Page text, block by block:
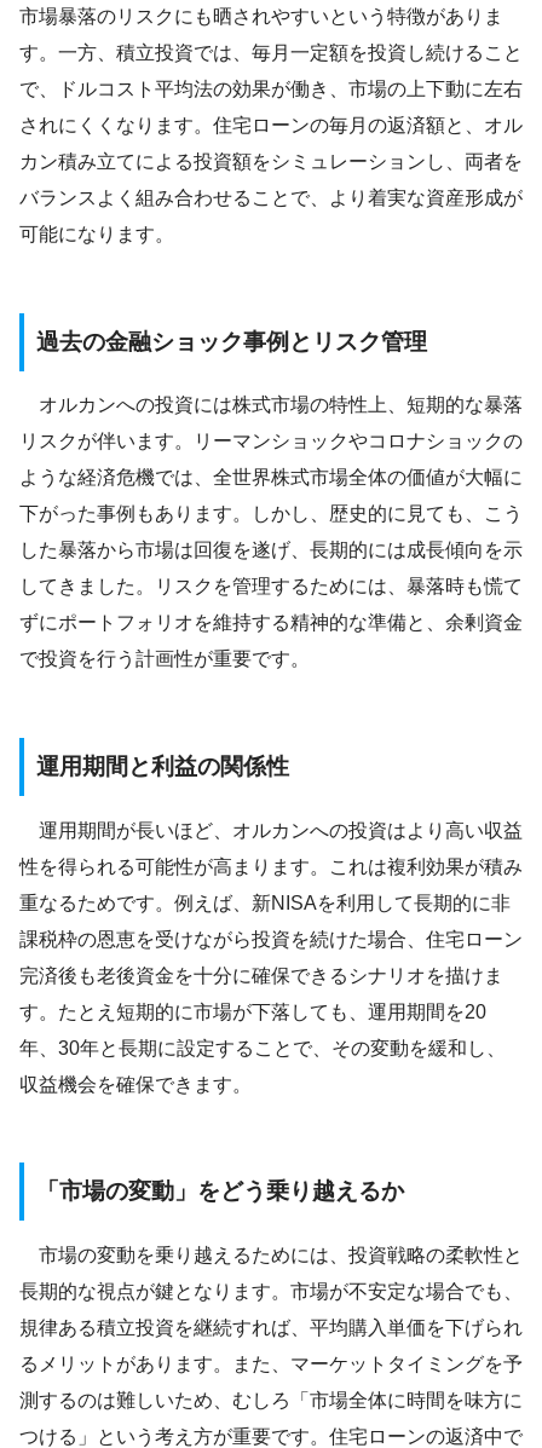
市場暴落のリスクにも晒されやすいという特徴がありま
す。一方、積立投資では、毎月一定額を投資し続けること
で、ドルコスト平均法の効果が働き、市場の上下動に左右
されにくくなります。住宅ローンの毎月の返済額と、オル
カン積み立てによる投資額をシミュレーションし、両者を
バランスよく組み合わせることで、より着実な資産形成が
可能になります。
過去の金融ショック事例とリスク管理
オルカンへの投資には株式市場の特性上、短期的な暴落
リスクが伴います。リーマンショックやコロナショックの
ような経済危機では、全世界株式市場全体の価値が大幅に
下がった事例もあります。しかし、歴史的に見ても、こう
した暴落から市場は回復を遂げ、長期的には成長傾向を示
してきました。リスクを管理するためには、暴落時も慌て
ずにポートフォリオを維持する精神的な準備と、余剰資金
で投資を行う計画性が重要です。
運用期間と利益の関係性
運用期間が長いほど、オルカンへの投資はより高い収益
性を得られる可能性が高まります。これは複利効果が積み
重なるためです。例えば、新NISAを利用して長期的に非
課税枠の恩恵を受けながら投資を続けた場合、住宅ローン
完済後も老後資金を十分に確保できるシナリオを描けま
す。たとえ短期的に市場が下落しても、運用期間を20
年、30年と長期に設定することで、その変動を緩和し、
収益機会を確保できます。
「市場の変動」をどう乗り越えるか
市場の変動を乗り越えるためには、投資戦略の柔軟性と
長期的な視点が鍵となります。市場が不安定な場合でも、
規律ある積立投資を継続すれば、平均購入単価を下げられ
るメリットがあります。また、マーケットタイミングを予
測するのは難しいため、むしろ「市場全体に時間を味方に
つける」という考え方が重要です。住宅ローンの返済中で